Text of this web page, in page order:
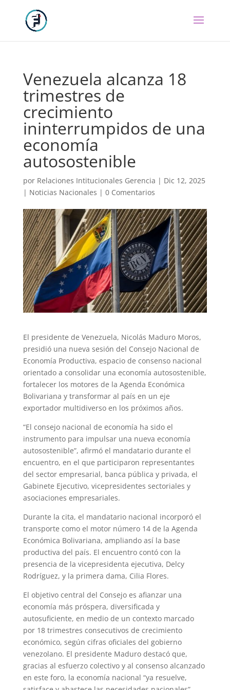
Venezuela alcanza 18
trimestres de
crecimiento
ininterrumpidos de una
economía
autosostenible
por Relaciones Intitucionales Gerencia | Dic 12, 2025
| Noticias Nacionales | 0 Comentarios
El presidente de Venezuela, Nicolás Maduro Moros,
presidió una nueva sesión del Consejo Nacional de
Economía Productiva, espacio de consenso nacional
orientado a consolidar una economía autosostenible,
fortalecer los motores de la Agenda Económica
Bolivariana y transformar al país en un eje
exportador multidiverso en los próximos años.
“El consejo nacional de economía ha sido el
instrumento para impulsar una nueva economía
autosostenible”, afirmó el mandatario durante el
encuentro, en el que participaron representantes
del sector empresarial, banca pública y privada, el
Gabinete Ejecutivo, vicepresidentes sectoriales y
asociaciones empresariales.
Durante la cita, el mandatario nacional incorporó el
transporte como el motor número 14 de la Agenda
Económica Bolivariana, ampliando así la base
productiva del país. El encuentro contó con la
presencia de la vicepresidenta ejecutiva, Delcy
Rodríguez, y la primera dama, Cilia Flores.
El objetivo central del Consejo es afianzar una
economía más próspera, diversificada y
autosuficiente, en medio de un contexto marcado
por 18 trimestres consecutivos de crecimiento
económico, según cifras oficiales del gobierno
venezolano. El presidente Maduro destacó que,
gracias al esfuerzo colectivo y al consenso alcanzado
en este foro, la economía nacional “ya resuelve,